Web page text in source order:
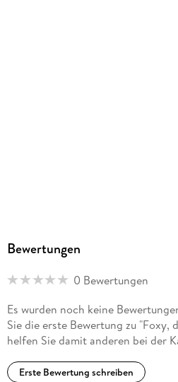
Bewertungen
0 Bewertungen
Es wurden noch keine
Sie die erste Bewertung zu "Foxy,
helfen Sie damit anderen bei der
Erste Bewertung schreiben